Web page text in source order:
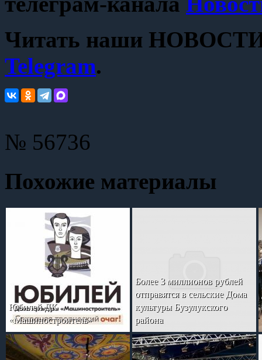
Читать наши НОВОСТИ
Telegram.
№ 56736
Похожие материалы
Юбилей ДК
«Машиностроитель»
Более 3 миллионов рублей
отправятся в сельские Дома
культуры Бузулукского
района